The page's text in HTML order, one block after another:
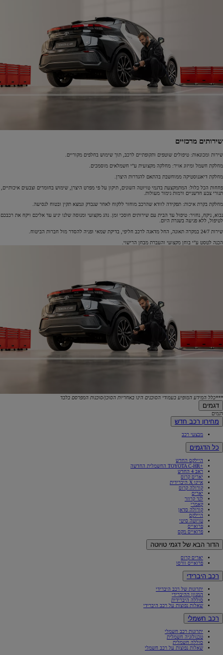
שירותים מרכזיים
שירות ומכונאות: טיפולים שוטפים ותקופתיים לרכב, תוך שימוש בחלפים מקוריים.
מחלקת חשמל ומיזוג אויר: מחלקה מקצועית ע"י חשמלאים מוסמכים.
מחלקת דיאגנוסטיקה ממוחשבת בהתאם להגדרות היצרן.
פחחות הכל כלול: המתמקצעת בדגמי טויוטה השונים, תיקון על פי מפרט היצרן, שימוש בחומרים וצבעים איכותיים,
תנורי צבע חדשניים ורמות גימור מעולות.
מחלקת בקרת איכות: תפקידה לוודא שהרכב מוחזר ללקוח לאחר שנבדק ונמצא תקין ובטוח לנסיעה.
נבוא, ניקח, נחזיר: טיפול עד הבית עם שירותים חוסכי זמן. נהג מקצועי ומנוסה שלנו יגיע עד אליכם ויקח את רכבכם
לטיפול, ללא פגיעה בשגרת היום.
שירות 24/7 במקרה תאונה, החל מדאגה לרכב חליפי, בדיקת שמאי ופניה להסדר מול חברות הביטוח.
הכנה לטסט ע"י בוחן מקצועי והעברת מבחן הרישוי.
***כלל המידע המופיע בעמודי הסוכנים הינו באחריות הסוכן/סוכנות המפרסם בלבד
דגמים
דגמים
מחירון רכב חדש
מבצעי רכב
כל הדגמים
היילקס החדש
+TOYOTA C-HR החשמלית החדשה
ראב 4 החדש
יאריס קרוס
אייגו X היברידית
קורולה קרוס
יאריס
לנד קרוזר
קאמרי
קורולה סדאן
היילקס
טויוטה סיטי
פרואייס
פרואייס מקס
הדור הבא של דגמי טויוטה
יאריס קרוס
פרואייס וורסו
רכב היברידי
יתרונות של רכב היברידי
המגוון ההיברידי
סוללה היברידית
שאלות נפוצות על רכב היברידי
רכב חשמלי
יתרונות רכב חשמלי
טכנולוגיה חשמלית
סוללה חשמלית
שאלות נפוצות על רכב חשמלי